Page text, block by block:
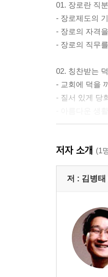
01. 장로란 직
- 장로제도의
- 장로의 자격
- 장로의 직무
02. 칭찬받는
- 교회에 덕을
- 질서 있게 당
- 담임목사의
- 담임목사와
- 목회자의 필
04. 갈등을 넘
- 갈등을 조장
- 갈등에 지혜
- 갈등을 넘어
저자 소개 (1
저 : 김병태